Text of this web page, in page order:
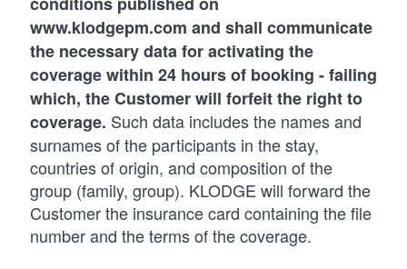
www.klodgepm.com and shall communicate
the necessary data for activating the
coverage within 24 hours of booking - failing
which, the Customer will forfeit the right to
coverage. Such data includes the names and
surnames of the participants in the stay,
countries of origin, and composition of the
group (family, group). KLODGE will forward the
Customer the insurance card containing the file
number and the terms of the coverage.